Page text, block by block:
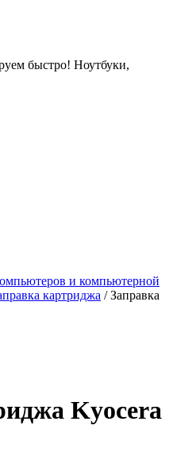
быстро! Ноутбуки,
и компьютерной
картриджа / Заправка
Kyocera